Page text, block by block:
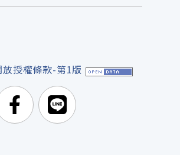
授權條款-第1版
頁面
前往Facebook
前往Line